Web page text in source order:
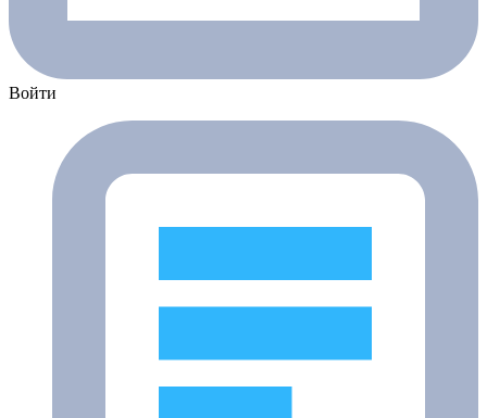
Войти